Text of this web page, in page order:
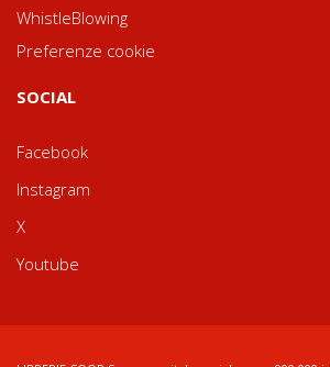
WhistleBlowing
Preferenze cookie
SOCIAL
Facebook
Instagram
X
Youtube